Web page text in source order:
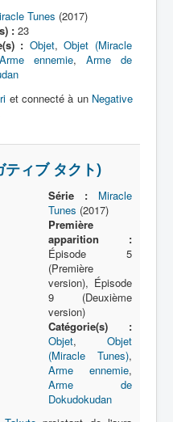
Tunes (2017)
:23
: Objet,Objet (Miracle
Arme ennemie, Arme de
et connecté à un Negative
ィブ タクト)
Série :
Miracle
Tunes (2017)
Première
apparition :
Épisode 5
(Première
version), Épisode
9 (Deuxième
version)
Catégorie(s) :
Objet, Objet
(Miracle Tunes),
Arme ennemie,
Arme de
Dokudokudan